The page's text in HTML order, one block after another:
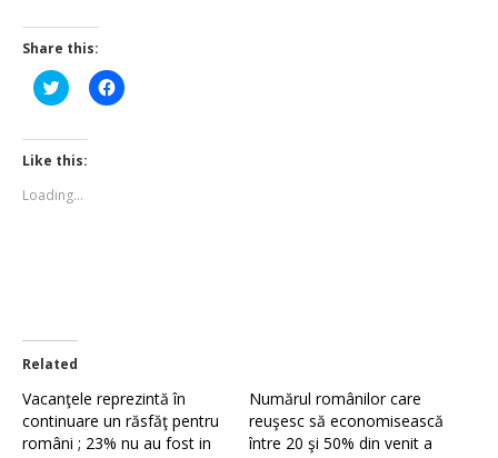
Share this:
Click
to
Twitter
(Opens
in
window)
Click
to
Like this:
Loading...
Related
Vacanţele reprezintă în
continuare un răsfăţ pentru
români ; 23% nu au fost in
Numărul românilor care
reuşesc să economisească
între 20 şi 50% din venit a